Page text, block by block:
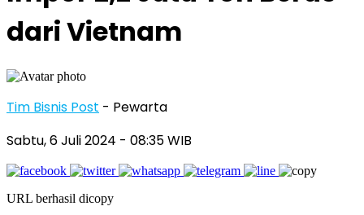
dari Vietnam
Tim Bisnis Post - Pewarta
Sabtu, 6 Juli 2024 - 08:35 WIB
URL berhasil dicopy